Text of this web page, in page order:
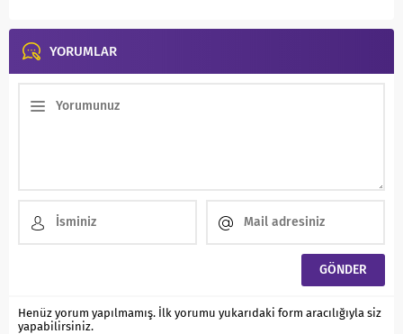
YORUMLAR
Henüz yorum yapılmamış. İlk yorumu yukarıdaki form aracılığıyla siz
yapabilirsiniz.